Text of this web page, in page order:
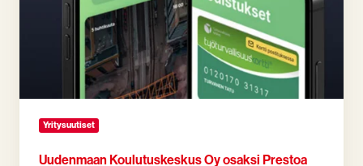
Yritysuutiset
Uudenmaan Koulutuskeskus Oy osaksi Prestoa